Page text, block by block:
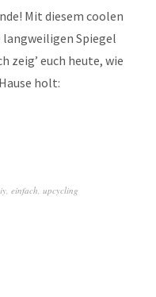
Mit diesem coolen
langweiligen Spiegel
zeig’ euch heute, wie
holt:
, einfach, upcycling